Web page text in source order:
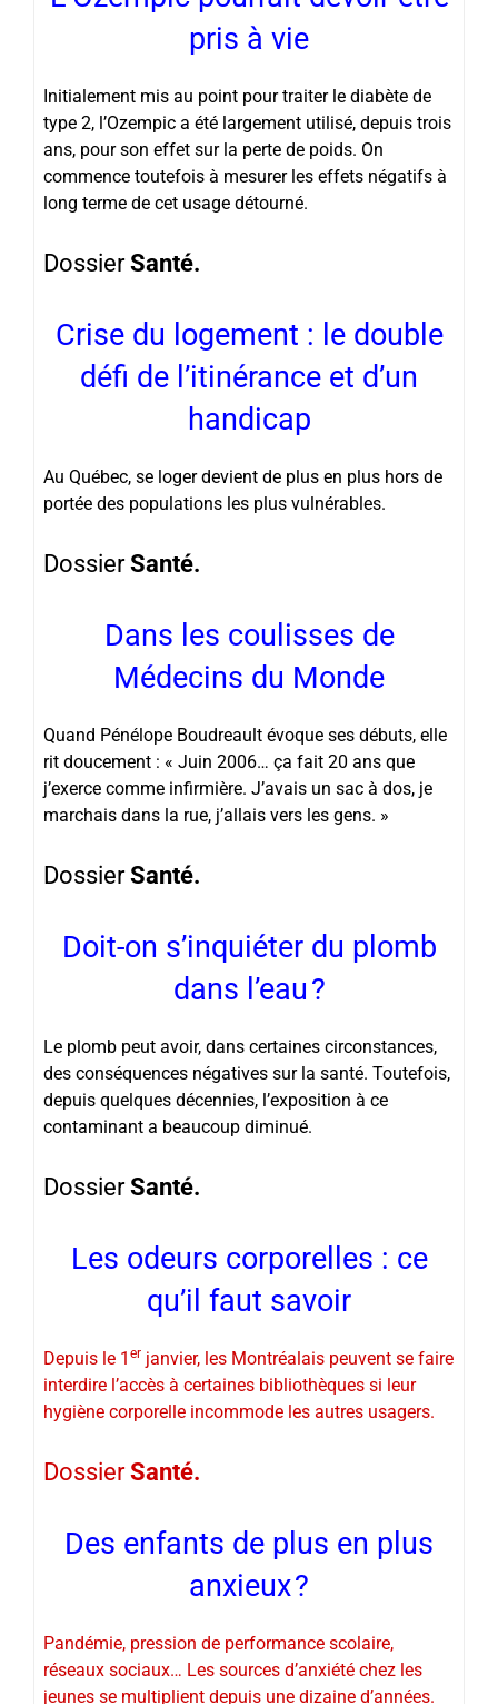
pris à vie
Initialement mis au point pour traiter le diabète de
type 2, l’Ozempic a été largement utilisé, depuis trois
ans, pour son effet sur la perte de poids. On
commence toutefois à mesurer les effets négatifs à
long terme de cet usage détourné.
DossierSanté.
Crise du logement : le double
défi de l’itinérance et d’un
handicap
Au Québec, se loger devient de plus en plus hors de
portée des populations les plus vulnérables.
DossierSanté.
Dans les coulisses de
Médecins du Monde
Quand Pénélope Boudreault évoque ses débuts, elle
rit doucement : « Juin 2006… ça fait 20 ans que
j’exerce comme infirmière. J’avais un sac à dos, je
marchais dans la rue, j’allais vers les gens. »
DossierSanté.
Doit-on s’inquiéter du plomb
dans l’eau ?
Le plomb peut avoir, dans certaines circonstances,
des conséquences négatives sur la santé. Toutefois,
depuis quelques décennies, l’exposition à ce
contaminant a beaucoup diminué.
DossierSanté.
Les odeurs corporelles : ce
qu’il faut savoir
Depuis le 1 er janvier, les Montréalais peuvent se faire
interdire l’accès à certaines bibliothèques si leur
hygiène corporelle incommode les autres usagers.
DossierSanté.
Des enfants de plus en plus
anxieux ?
Pandémie, pression de performance scolaire,
réseaux sociaux… Les sources d’anxiété chez les
jeunes se multiplient depuis une dizaine d’années.